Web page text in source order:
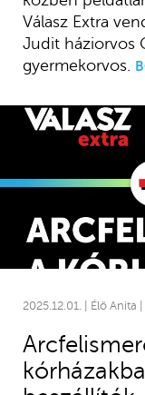
Válasz Extra
Judit háziorvos
gyermekorvos.
2025.12.01. | Élő Anita |